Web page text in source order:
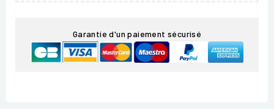
Garantie d'un paiement sécurisé